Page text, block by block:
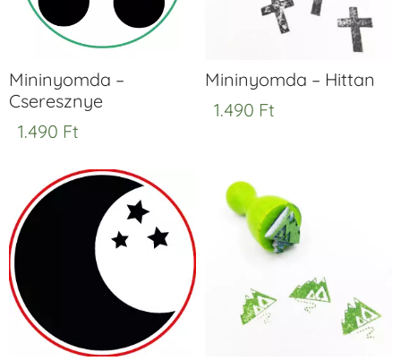
Mininyomda –
Cseresznye
1.490 Ft
Mininyomda – Hittan
1.490 Ft